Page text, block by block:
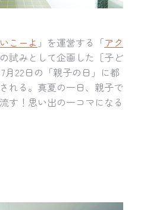
いこーよ 」を運営する「アク
試みとして企画した［子ど
22日の「親子の日」 に都
れる。真夏の一日、 親子で
す！ 思い出の一コマになる